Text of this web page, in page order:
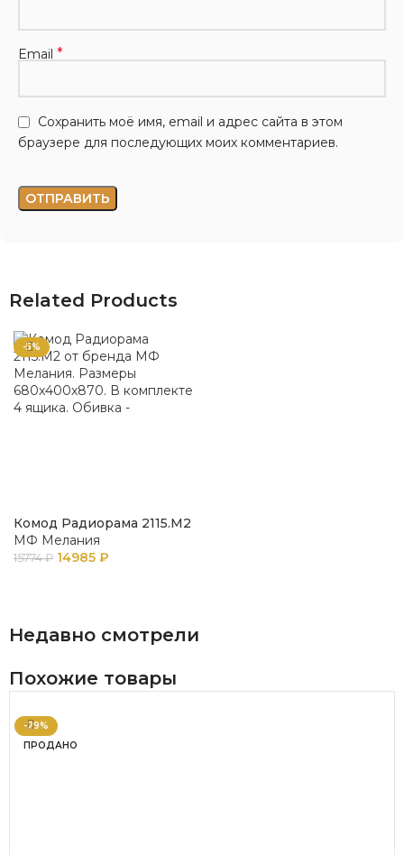
Email *
Сохранить моё имя, email и адрес сайта в этом
браузере для последующих моих комментариев.
Related Products
-5%
Комод Радиорама 2115.М2
МФ Мелания
15774₽ 14985 ₽
Недавно смотрели
Похожие товары
-29%
ПРОДАНО